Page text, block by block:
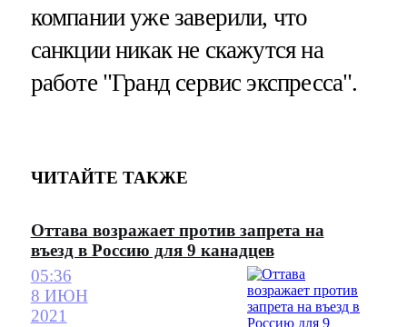
компании уже заверили, что
санкции никак не скажутся на
работе "Гранд сервис экспресса".
ЧИТАЙТЕ ТАКЖЕ
Оттава возражает против запрета на
въезд в Россию для 9 канадцев
05:36
8 ИЮН
2021